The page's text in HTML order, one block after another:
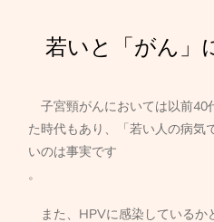
若いと「がん」
子宮頸がんにおいては以前40
た時代もあり、「若い人の病気
いのは事実です
。
また、HPVに感染しているか